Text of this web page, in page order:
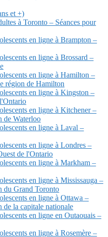
et +)
à Toronto – Séances pour
en ligne à Brampton –
en ligne à Brossard –
en ligne à Hamilton –
région de Hamilton
en ligne à Kingston –
en ligne à Kitchener –
de Waterloo
en ligne à Laval –
en ligne à Londres –
de l'Ontario
en ligne à Markham –
en ligne à Mississauga –
du Grand Toronto
en ligne à Ottawa –
de la capitale nationale
en ligne en Outaouais –
en ligne à Rosemère –